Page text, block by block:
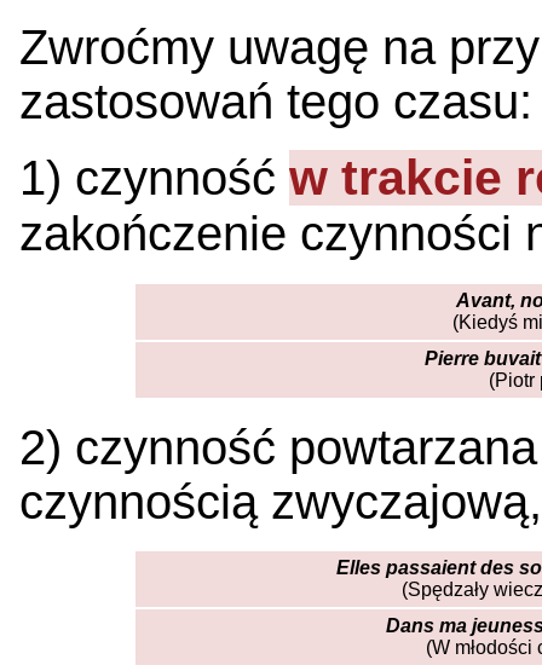
Zwroćmy uwagę na
zastosowań tego czasu:
1) czynność w trakcie
zakończenie czynności
Avant,
(Kiedyś
Pierre
(Piotr
2) czynność
czynnością
Elles passaient des
(Spędzały
Dans ma
(W młodości